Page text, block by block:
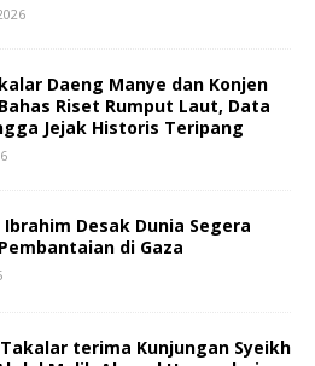
Daeng Manye dan Konjen
Riset Rumput Laut, Data
Jejak Historis Teripang
Ibrahim Desak Dunia Segera
di Gaza
terima Kunjungan Syeikh